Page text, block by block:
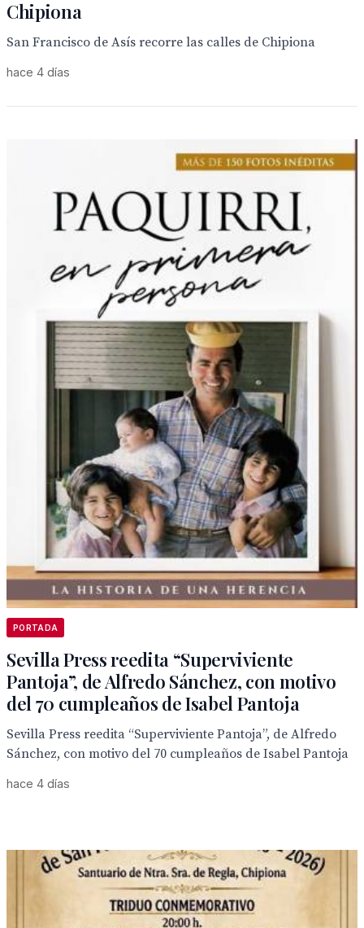
Chipiona
San Francisco de Asís recorre las calles de Chipiona
hace 4 días
PORTADA
Sevilla Press reedita “Superviviente
Pantoja”, de Alfredo Sánchez, con motivo
del 70 cumpleaños de Isabel Pantoja
Sevilla Press reedita “Superviviente Pantoja”, de Alfredo
Sánchez, con motivo del 70 cumpleaños de Isabel Pantoja
hace 4 días